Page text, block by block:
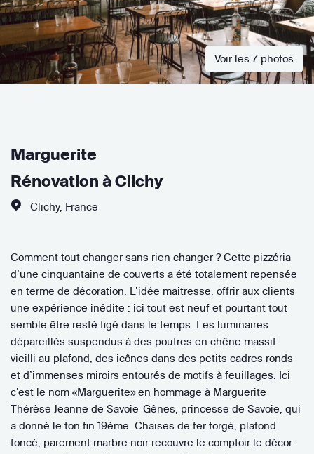
Voir les 7 photos
Marguerite
Rénovation à Clichy
Clichy, France
Comment tout changer sans rien changer ? Cette pizzéria
d’une cinquantaine de couverts a été totalement repensée
en terme de décoration. L’idée maitresse, offrir aux clients
une expérience inédite : ici tout est neuf et pourtant tout
semble être resté figé dans le temps. Les luminaires
dépareillés suspendus à des poutres en chêne massif
vieilli au plafond, des icônes dans des petits cadres ronds
et d’immenses miroirs entourés de motifs à feuillages. Ici
c’est le nom «Marguerite» en hommage à Marguerite
Thérèse Jeanne de Savoie-Gênes, princesse de Savoie, qui
a donné le ton fin 19ème. Chaises de fer forgé, plafond
foncé, parement marbre noir recouvre le comptoir le décor